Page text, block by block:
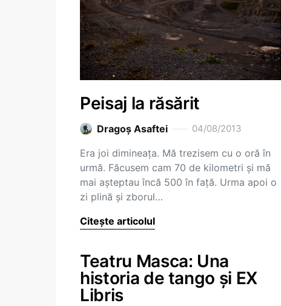
Peisaj la răsărit
Dragoş Asaftei 04/08/2013
Era joi dimineața. Mă trezisem cu o oră în
urmă. Făcusem cam 70 de kilometri și mă
mai așteptau încă 500 în față. Urma apoi o
zi plină și zborul…
Citește articolul
Teatru Masca: Una
historia de tango și EX
Libris